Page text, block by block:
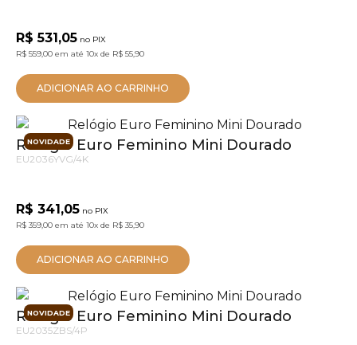
R$ 531,05 no PIX
R$ 559,00 em até 10x de R$ 55,90
ADICIONAR AO CARRINHO
NOVIDADE
Relógio Euro Feminino Mini Dourado
EU2036YVG/4K
R$ 341,05 no PIX
R$ 359,00 em até 10x de R$ 35,90
ADICIONAR AO CARRINHO
NOVIDADE
Relógio Euro Feminino Mini Dourado
EU2035ZBS/4P